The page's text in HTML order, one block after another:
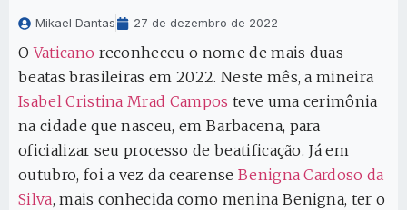
Mikael Dantas 27 de dezembro de 2022
OVaticano reconheceu o nome de mais duas
beatas brasileiras em 2022. Neste mês, a mineira
Isabel Cristina Mrad Campos teve uma cerimônia
na cidade que nasceu, em Barbacena, para
oficializar seu processo de beatificação. Já em
outubro, foi a vez da cearense Benigna Cardoso da
Silva, mais conhecida como menina Benigna, ter o